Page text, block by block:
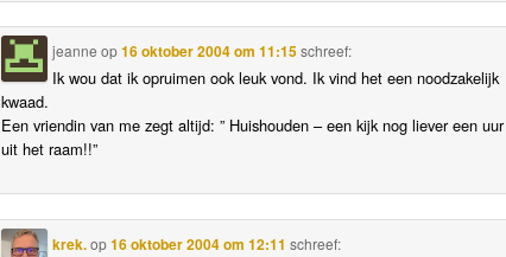
jeanne op16 oktober 2004 om 11:15schreef:
Ik wou dat ik opruimen ook leuk vond. Ik vind het een noodzakelijk
kwaad.
Een vriendin van me zegt altijd: ” Huishouden – een kijk nog liever een uur
uit het raam!!”
krek.op16 oktober 2004 om 12:11 schreef: